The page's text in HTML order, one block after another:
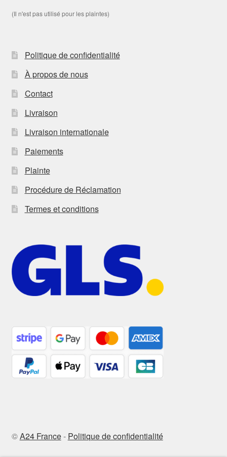
(Il n'est pas utilisé pour les plaintes)
Politique de confidentialité
À propos de nous
Contact
Livraison
Livraison internationale
Paiements
Plainte
Procédure de Réclamation
Termes et conditions
©A24 France- Politique de confidentialité